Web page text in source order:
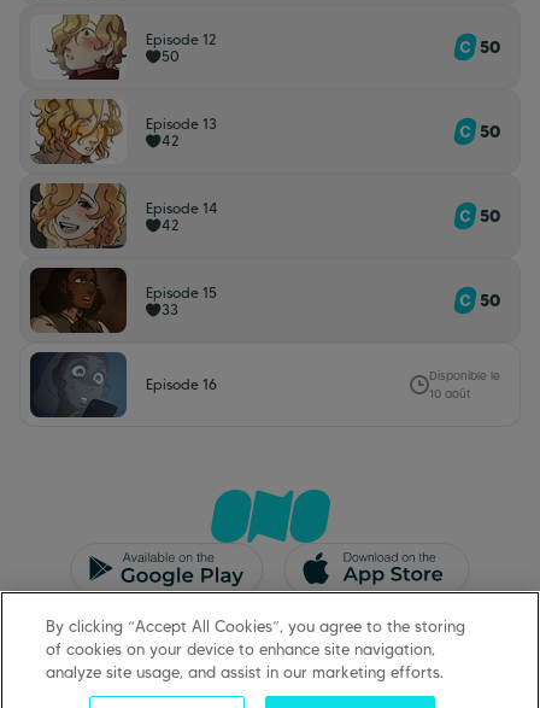
Episode 12
50
50
Episode 13
42
50
Episode 14
42
50
Episode 15
33
50
Episode 16
Disponible le
10 août
Protection des données
Support
By clicking “Accept All Cookies”, you agree to the storing
of cookies on your device to enhance site navigation,
analyze site usage, and assist in our marketing efforts.